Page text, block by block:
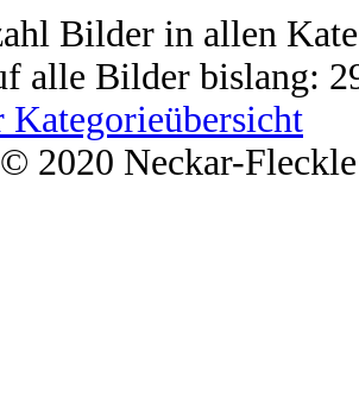
Bilder in allen
alle Bilder bislang:
Kategorieübersicht
2020 Neckar-